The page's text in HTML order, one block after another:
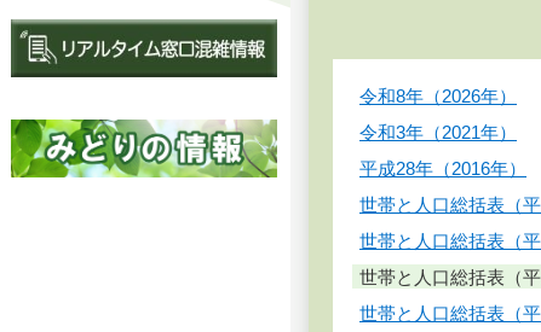
令和8年（2026年）
令和3年（2021年）
平成28年（2016年）
世帯と人口総括表（
世帯と人口総括表（
世帯と人口総括表（
世帯と人口総括表（